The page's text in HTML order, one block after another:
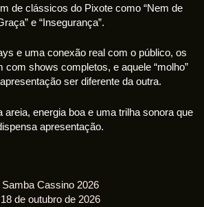
de clássicos do Pixote como “Nem de
e “Insegurança”.
e uma conexão real com o público, os
com shows completos, e aquele “molho”
ser diferente da outra.
areia, energia boa e uma trilha sonora que
apresentação.
Samba Cassino 2026
18 de outubro de 2026